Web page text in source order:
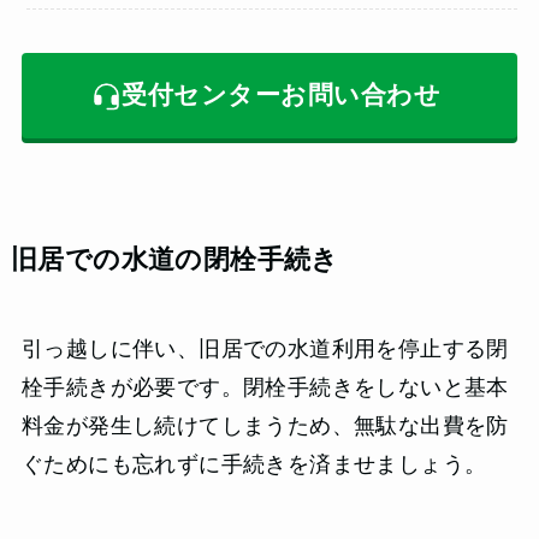
受付センターお問い合わせ
旧居での水道の閉栓手続き
引っ越しに伴い、旧居での水道利用を停止する閉
栓手続きが必要です。閉栓手続きをしないと基本
料金が発生し続けてしまうため、無駄な出費を防
ぐためにも忘れずに手続きを済ませましょう。